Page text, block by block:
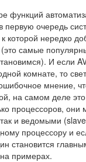
функций
первую очередь
которой нередко
самые
И если
комнате, то
мнение,
на самом деле
процессоров, они
и ведомыми
процессору и
становится
примерах.